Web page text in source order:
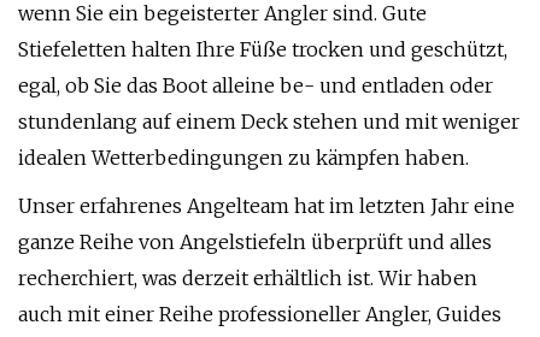
wenn Sie ein begeisterter Angler sind. Gute
Stiefeletten halten Ihre Füße trocken und geschützt,
egal, ob Sie das Boot alleine be- und entladen oder
stundenlang auf einem Deck stehen und mit weniger
idealen Wetterbedingungen zu kämpfen haben.
Unser erfahrenes Angelteam hat im letzten Jahr eine
ganze Reihe von Angelstiefeln überprüft und alles
recherchiert, was derzeit erhältlich ist. Wir haben
auch mit einer Reihe professioneller Angler, Guides